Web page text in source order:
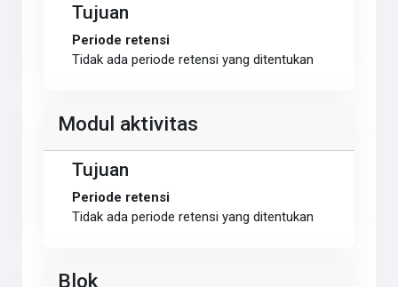
Tujuan
Periode retensi
Tidak ada periode retensi yang ditentukan
Modul aktivitas
Tujuan
Periode retensi
Tidak ada periode retensi yang ditentukan
Blok